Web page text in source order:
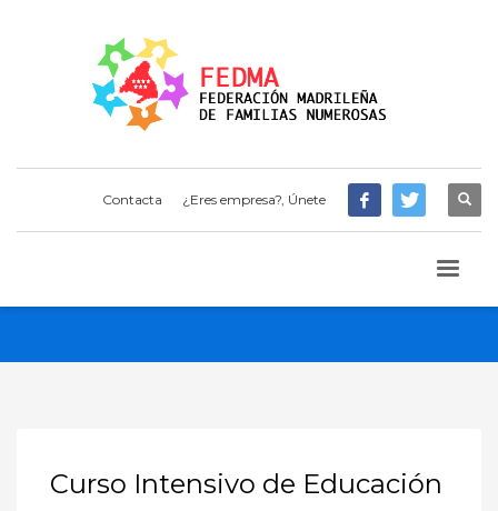
Contacta ¿Eres empresa?, Únete
Curso Intensivo de Educación